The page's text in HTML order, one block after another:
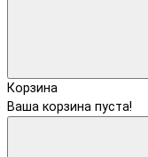
Корзина
Ваша корзина пуста!